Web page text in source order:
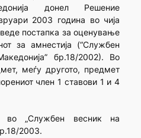
донел Решение
2003 година во чија
пос­тапка за оценување
за амнестија (“Службен
бр.18/2002). Во
меѓу другото, предмет
член 1 ставови 1 и 4
во „Службен весник на
2003.